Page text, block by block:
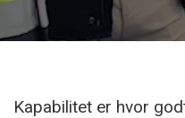
Kapabilitet er hvor